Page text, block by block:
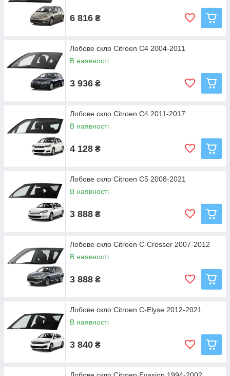
6 816 ₴
Лобове скло Citroen C4 2004-2011
В наявності
3 936 ₴
Лобове скло Citroen C4 2011-2017
В наявності
4 128 ₴
Лобове скло Citroen C5 2008-2021
В наявності
3 888 ₴
Лобове скло Citroen C-Crosser 2007-2012
В наявності
3 888 ₴
Лобове скло Citroen C-Elyse 2012-2021
В наявності
3 840 ₴